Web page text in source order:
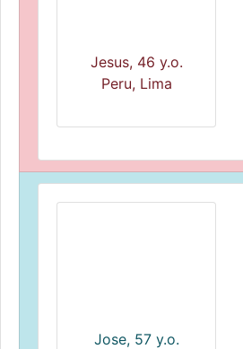
Jesus, 46 y.o.
Peru, Lima
Jose, 57 y.o.